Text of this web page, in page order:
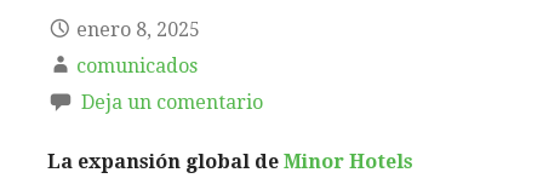
enero 8, 2025
comunicados
Deja un comentario
La expansión global de Minor Hotels